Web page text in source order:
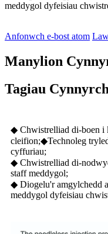
meddygol dyfeisiau
Anfonwch e-bost atom
Manylion
Tagiau Cynnyrch
◆ Chwistrelliad di-boen i
cleifion;◆Technoleg
cyffuriau;
◆ Chwistrelliad di-
staff meddygol;
◆ Diogelu'r amgylchedd
meddygol dyfeisiau